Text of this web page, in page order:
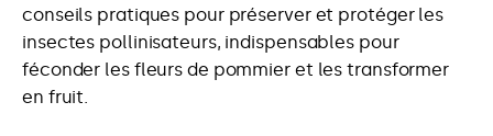
conseils pratiques pour préserver et protéger les
insectes pollinisateurs, indispensables pour
féconder les fleurs de pommier et les transformer
en fruit.